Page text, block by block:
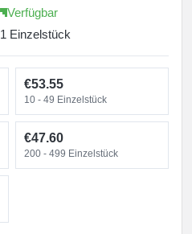
Verfügbar
1 Einzelstück
€53.55
10 - 49 Einzelstück
€47.60
200 - 499 Einzelstück